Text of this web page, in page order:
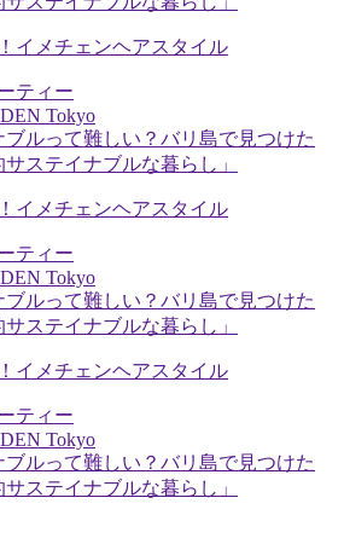
ティー
Tokyo
ブルって難しい？バリ島で見つけた
サステイナブルな暮らし」
ティー
Tokyo
ブルって難しい？バリ島で見つけた
サステイナブルな暮らし」
ティー
Tokyo
ブルって難しい？バリ島で見つけた
サステイナブルな暮らし」